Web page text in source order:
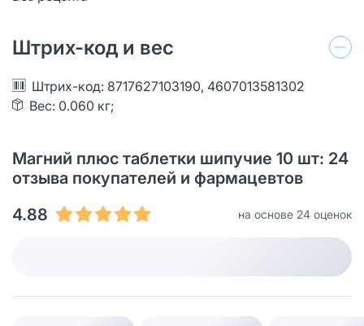
Штрих-код и вес
Штрих-код: 8717627103190, 4607013581302
Вес: 0.060 кг;
Магний плюс таблетки шипучие 10 шт: 24
отзыва покупателей и фармацевтов
4.88
на основе 24 оценок